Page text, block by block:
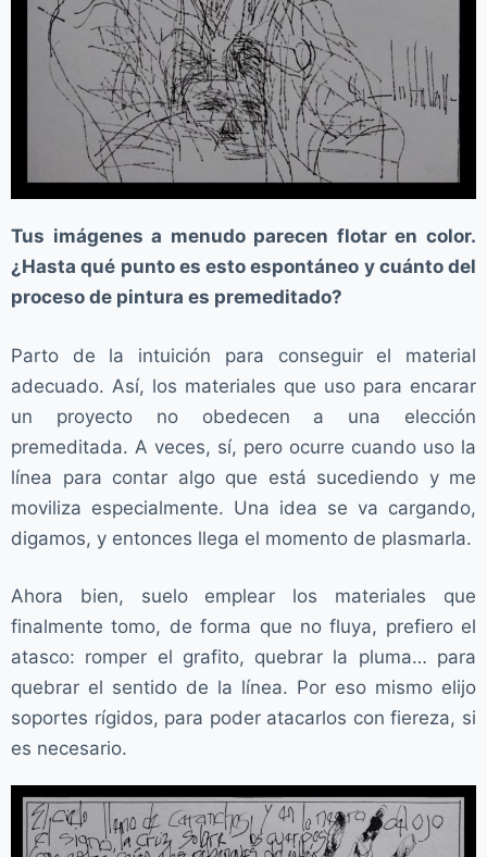
Tus imágenes a menudo parecen flotar en color.
¿Hasta qué punto es esto espontáneo y cuánto del
proceso de pintura es premeditado?
Parto de la intuición para conseguir el material
adecuado. Así, los materiales que uso para encarar
un proyecto no obedecen a una elección
premeditada. A veces, sí, pero ocurre cuando uso la
línea para contar algo que está sucediendo y me
moviliza especialmente. Una idea se va cargando,
digamos, y entonces llega el momento de plasmarla.
Ahora bien, suelo emplear los materiales que
finalmente tomo, de forma que no fluya, prefiero el
atasco: romper el grafito, quebrar la pluma… para
quebrar el sentido de la línea. Por eso mismo elijo
soportes rígidos, para poder atacarlos con fiereza, si
es necesario.